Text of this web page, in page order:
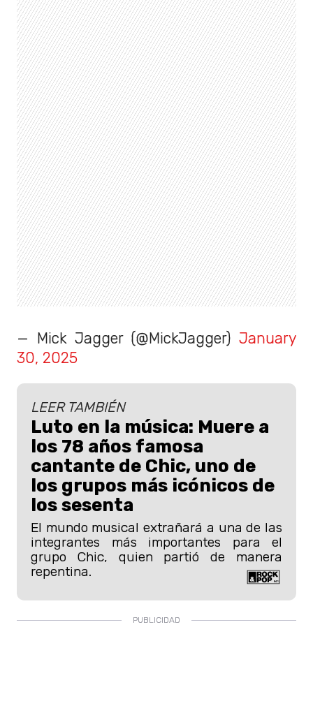
— Mick Jagger (@MickJagger) January
30, 2025
LEER TAMBIÉN
Luto en la música: Muere a
los 78 años famosa
cantante de Chic, uno de
los grupos más icónicos de
los sesenta
El mundo musical extrañará a una de las
integrantes más importantes para el
grupo Chic, quien partió de manera
repentina.